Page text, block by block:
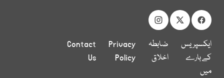
ایکسپریس
کے بارے
میں
ضابطہ
اخلاق
Privacy
Policy
Contact
Us